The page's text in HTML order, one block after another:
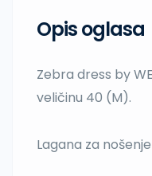
Opis oglasa
Zebra dress by
veličinu 40 (M).
Lagana za